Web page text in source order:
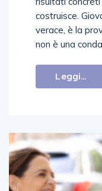
costruisce.
verace, è la
non è una
Leggi...